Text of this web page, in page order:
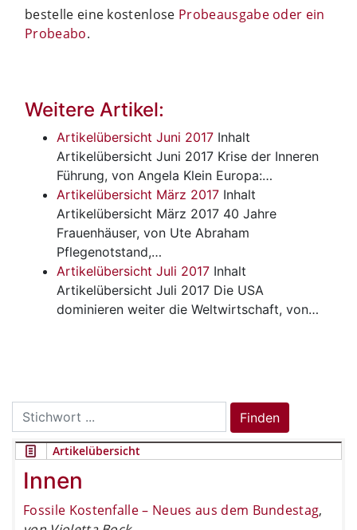
bestelle eine kostenlose Probeausgabe oder ein
Probeabo.
Weitere Artikel:
Artikelübersicht Juni 2017 Inhalt
Artikelübersicht Juni 2017 Krise der Inneren
Führung, von Angela Klein Europa:…
Artikelübersicht März 2017 Inhalt
Artikelübersicht März 2017 40 Jahre
Frauenhäuser, von Ute Abraham
Pflegenotstand,…
Artikelübersicht Juli 2017 Inhalt
Artikelübersicht Juli 2017 Die USA
dominieren weiter die Weltwirtschaft, von…
Search
for:
Finden
Artikelübersicht
Innen
Fossile Kostenfalle – Neues aus dem Bundestag,